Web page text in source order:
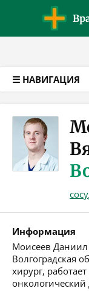
☰ НАВИГАЦИЯ
Информация
Моисеев Даниил
Волгоградская
хирург,